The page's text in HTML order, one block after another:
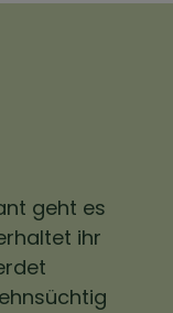
geht es
ihr